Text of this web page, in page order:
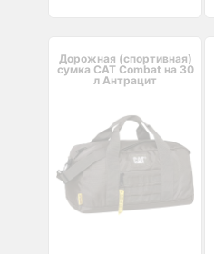
Дорожная (спортивная)
сумка CAT Combat на 30
л Антрацит